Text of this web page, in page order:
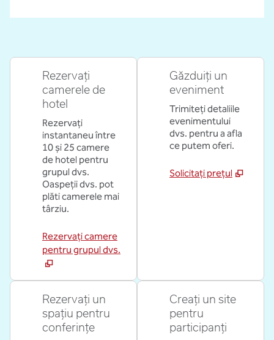
Rezervați
camerele de
hotel
Rezervați
instantaneu între
10 și 25 camere
de hotel pentru
grupul dvs.
Oaspeții dvs. pot
plăti camerele mai
târziu.
Rezervați camere
pentru grupul dvs.
Găzduiți un
eveniment
Trimiteți detaliile
evenimentului
dvs. pentru a afla
ce putem oferi.
Solicitați prețul
Rezervați un
spațiu pentru
conferințe
Creați un site
pentru
participanți